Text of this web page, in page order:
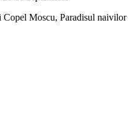
Copel Moscu, Paradisul naivilor